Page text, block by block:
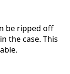
be ripped off
the case. This